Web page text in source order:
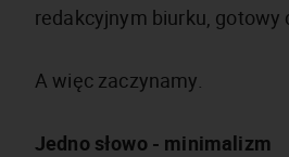
redakcyjnym biurku, gotowy
A więc zaczynamy.
Jedno słowo - minimalizm